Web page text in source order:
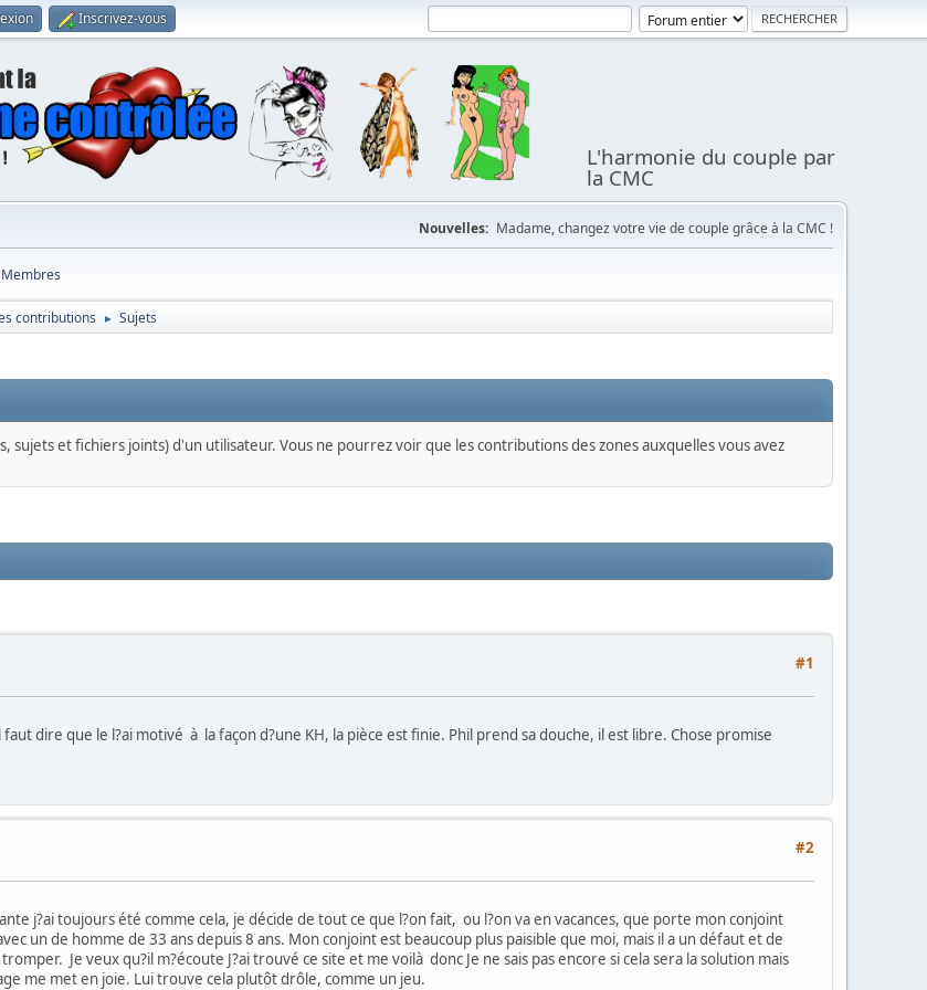
Inscrivez-vous
L'harmonie du couple par
la CMC
Nouvelles: Madame, changez votre vie de couple grâce à la CMC !
Membres
contributions ► Sujets
et fichiers joints) d'un utilisateur. Vous ne pourrez voir que les contributions des zones auxquelles vous avez
#1
dire que le l?ai motivé à la façon d?une KH, la pièce est finie. Phil prend sa douche, il est libre. Chose promise
#2
j?ai toujours été comme cela, je décide de tout ce que l?on fait, ou l?on va en vacances, que porte mon conjoint
un de homme de 33 ans depuis 8 ans. Mon conjoint est beaucoup plus paisible que moi, mais il a un défaut et de
Je veux qu?il m?écoute J?ai trouvé ce site et me voilà donc Je ne sais pas encore si cela sera la solution mais
me met en joie. Lui trouve cela plutôt drôle, comme un jeu.